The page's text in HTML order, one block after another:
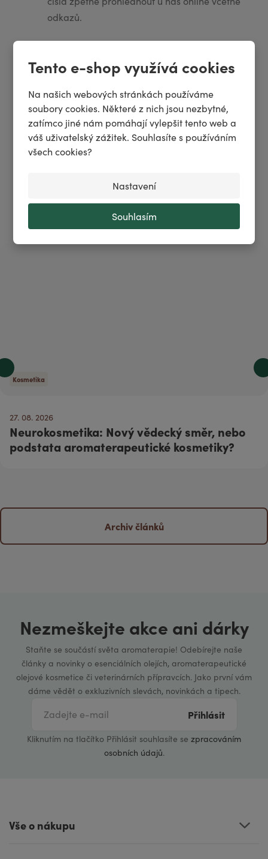
Tento e-shop využívá cookies
Na našich webových stránkách používáme
soubory cookies. Některé z nich jsou nezbytné,
zatímco jiné nám pomáhají vylepšit tento web a
váš uživatelský zážitek. Souhlasíte s používáním
všech cookies?
Nastavení
Souhlasím
odkazů.
Prohlížení starších čísel online
Časopisy nemusíte skladovat. Můžete si i starší
čísla zpětně prohlédnout u nás online včetně
odkazů.
Novinky na blogu
Kosmetika
Neurokosmetika: Nový vědecký směr, nebo
podstata aromaterapeutické kosmetiky?
27. 08. 2026
Archiv článků
Nezmeškejte akce ani dárky
Staňte se součástí světa aromaterapie! Odebírejte naše
články a novinky o esenciálních olejích, aromaterapeutické
olejové kosmetice či veterinárních přípravcích. Jako první vám
dáme vědět o exkluzivních slevách, novinkách a tipech.
Přihlásit
Kliknutím na tlačítko Přihlásit souhlasíte se zpracováním
osobních údajů.
Vše o nákupu